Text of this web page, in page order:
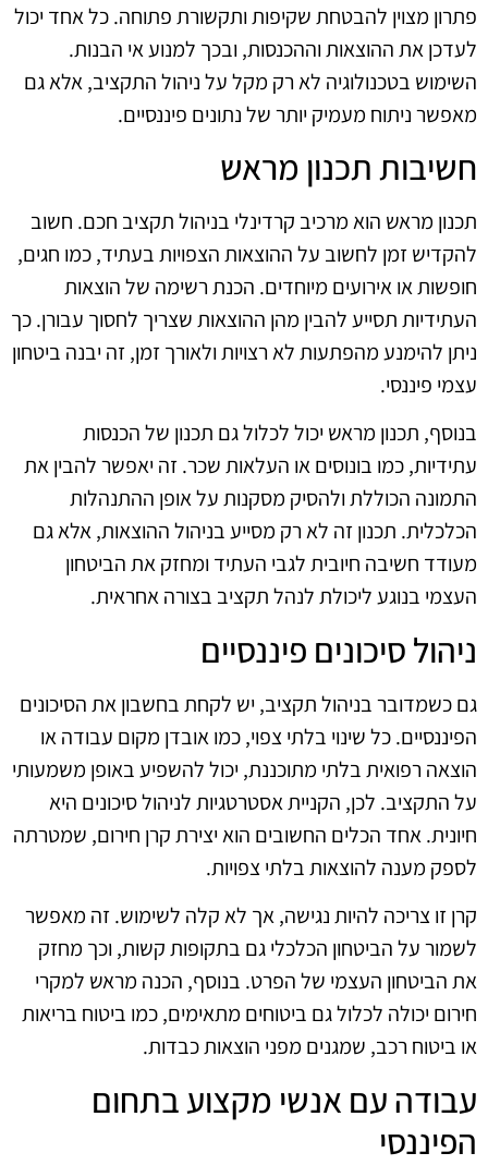
פתרון מצוין להבטחת שקיפות ותקשורת פתוחה. כל אחד יכול
לעדכן את ההוצאות וההכנסות, ובכך למנוע אי הבנות.
השימוש בטכנולוגיה לא רק מקל על ניהול התקציב, אלא גם
מאפשר ניתוח מעמיק יותר של נתונים פיננסיים.
חשיבות תכנון מראש
תכנון מראש הוא מרכיב קרדינלי בניהול תקציב חכם. חשוב
להקדיש זמן לחשוב על ההוצאות הצפויות בעתיד, כמו חגים,
חופשות או אירועים מיוחדים. הכנת רשימה של הוצאות
העתידיות תסייע להבין מהן ההוצאות שצריך לחסוך עבורן. כך
ניתן להימנע מהפתעות לא רצויות ולאורך זמן, זה יבנה ביטחון
עצמי פיננסי.
בנוסף, תכנון מראש יכול לכלול גם תכנון של הכנסות
עתידיות, כמו בונוסים או העלאות שכר. זה יאפשר להבין את
התמונה הכוללת ולהסיק מסקנות על אופן ההתנהלות
הכלכלית. תכנון זה לא רק מסייע בניהול ההוצאות, אלא גם
מעודד חשיבה חיובית לגבי העתיד ומחזק את הביטחון
העצמי בנוגע ליכולת לנהל תקציב בצורה אחראית.
ניהול סיכונים פיננסיים
גם כשמדובר בניהול תקציב, יש לקחת בחשבון את הסיכונים
הפיננסיים. כל שינוי בלתי צפוי, כמו אובדן מקום עבודה או
הוצאה רפואית בלתי מתוכננת, יכול להשפיע באופן משמעותי
על התקציב. לכן, הקניית אסטרטגיות לניהול סיכונים היא
חיונית. אחד הכלים החשובים הוא יצירת קרן חירום, שמטרתה
לספק מענה להוצאות בלתי צפויות.
קרן זו צריכה להיות נגישה, אך לא קלה לשימוש. זה מאפשר
לשמור על הביטחון הכלכלי גם בתקופות קשות, וכך מחזק
את הביטחון העצמי של הפרט. בנוסף, הכנה מראש למקרי
חירום יכולה לכלול גם ביטוחים מתאימים, כמו ביטוח בריאות
או ביטוח רכב, שמגנים מפני הוצאות כבדות.
עבודה עם אנשי מקצוע בתחום
הפיננסי